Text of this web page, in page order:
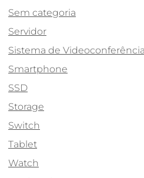
Sem categoria
Servidor
Sistema de Videoconferência
Smartphone
SSD
Storage
Switch
Tablet
Watch